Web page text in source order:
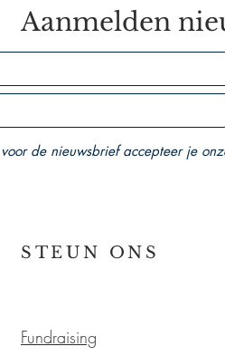
Aanmelden
de nieuwsbrief accepteer je
STEUN ONS
Fundraising